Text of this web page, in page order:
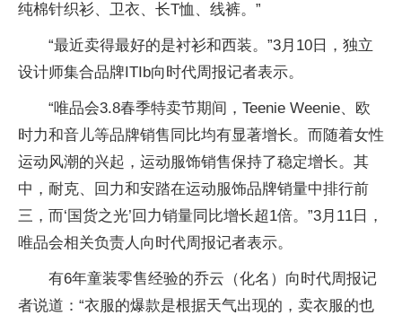
纯棉针织衫、卫衣、长T恤、线裤。”
“最近卖得最好的是衬衫和西装。”3月10日，独立
设计师集合品牌ITIb向时代周报记者表示。
“唯品会3.8春季特卖节期间，Teenie Weenie、欧
时力和音儿等品牌销售同比均有显著增长。而随着女性
运动风潮的兴起，运动服饰销售保持了稳定增长。其
中，耐克、回力和安踏在运动服饰品牌销量中排行前
三，而‘国货之光’回力销量同比增长超1倍。”3月11日，
唯品会相关负责人向时代周报记者表示。
有6年童装零售经验的乔云（化名）向时代周报记
者说道：“衣服的爆款是根据天气出现的，卖衣服的也